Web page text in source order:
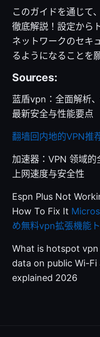
このガイドを通じて
徹底解説！設定から
ネットワークのセキ
るようになることを
Sources:
蓝盾vpn：全面解析
最新安全与性能要点
翻墙回内地的VPN推
加速器：VPN 领域
上网速度与安全性
Espn Plus Not
How To Fix It
め無料vpn拡張機能
What is hotspot
data on public Wi-
explained 2026